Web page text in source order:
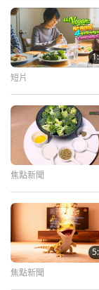
那裡，上帝與
常說，我忘了
祝你們大家平
你要保持和平
「祝你平安」
如果你本身不
我希望穆斯林
他們對每個人
平等。是，否
同樣的祝福，
和平從內邊開
他平安，若他
短片
焦點新聞
焦點新聞